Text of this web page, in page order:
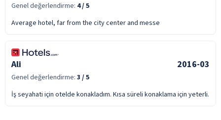
Genel değerlendirme: 4/ 5
Average hotel, far from the city center and messe
Ali 2016-03
Genel değerlendirme: 3 / 5
İş seyahati için otelde konakladım. Kısa süreli konaklama için yeterli.